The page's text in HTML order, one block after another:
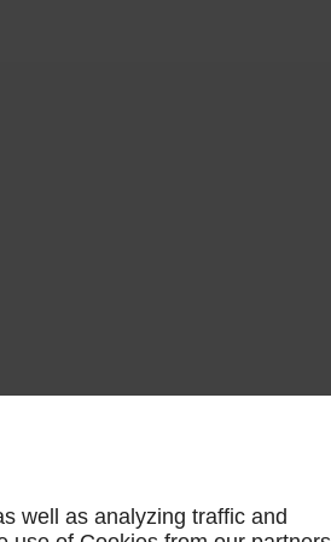
well as analyzing traffic and